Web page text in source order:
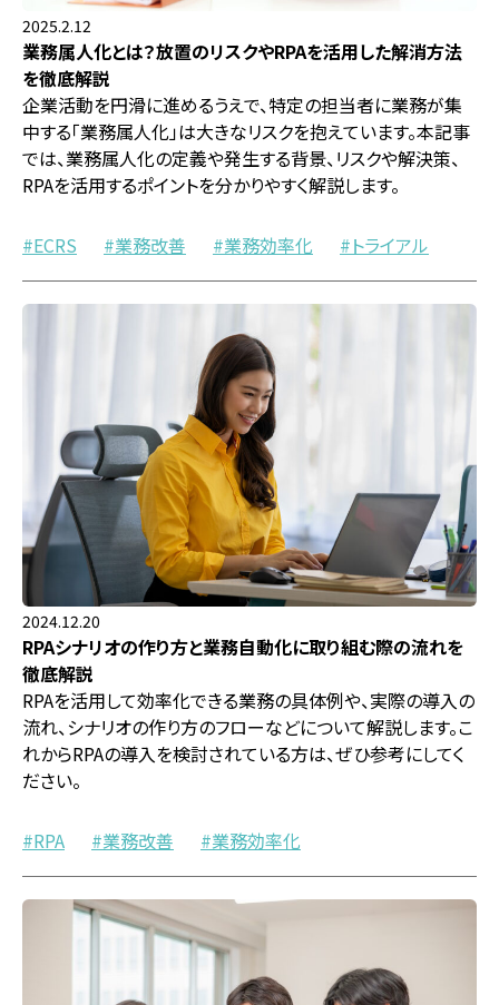
2025.2.12
業務属人化とは？放置のリスクやRPAを活用した解消方法
を徹底解説
企業活動を円滑に進めるうえで、特定の担当者に業務が集
中する「業務属人化」は大きなリスクを抱えています。本記事
では、業務属人化の定義や発生する背景、リスクや解決策、
RPAを活用するポイントを分かりやすく解説します。
ECRS 業務改善 業務効率化 トライアル
2024.12.20
RPAシナリオの作り方と業務自動化に取り組む際の流れを
徹底解説
RPAを活用して効率化できる業務の具体例や、実際の導入の
流れ、シナリオの作り方のフローなどについて解説します。こ
れからRPAの導入を検討されている方は、ぜひ参考にしてく
ださい。
RPA 業務改善 業務効率化